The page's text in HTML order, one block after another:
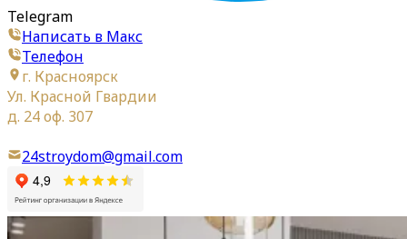
Telegram
Написать в Макс
Телефон
г. Красноярск
Ул. Красной Гвардии
д. 24 оф. 307
24stroydom@gmail.com